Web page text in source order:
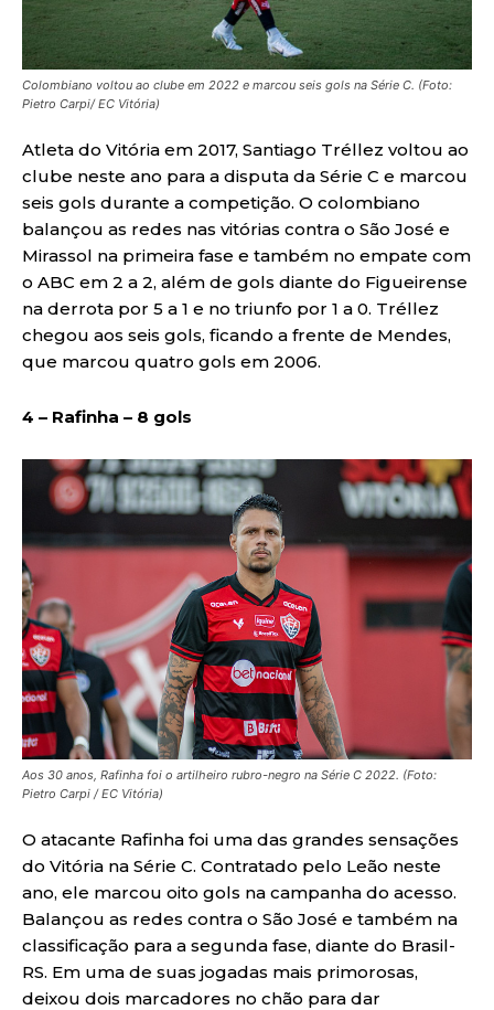
Colombiano voltou ao clube em 2022 e marcou seis gols na Série C. (Foto:
Pietro Carpi/ EC Vitória)
Atleta do Vitória em 2017, Santiago Tréllez voltou ao
clube neste ano para a disputa da Série C e marcou
seis gols durante a competição. O colombiano
balançou as redes nas vitórias contra o São José e
Mirassol na primeira fase e também no empate com
o ABC em 2 a 2, além de gols diante do Figueirense
na derrota por 5 a 1 e no triunfo por 1 a 0. Tréllez
chegou aos seis gols, ficando a frente de Mendes,
que marcou quatro gols em 2006.
4 – Rafinha – 8 gols
Aos 30 anos, Rafinha foi o artilheiro rubro-negro na Série C 2022. (Foto:
Pietro Carpi / EC Vitória)
O atacante Rafinha foi uma das grandes sensações
do Vitória na Série C. Contratado pelo Leão neste
ano, ele marcou oito gols na campanha do acesso.
Balançou as redes contra o São José e também na
classificação para a segunda fase, diante do Brasil-
RS. Em uma de suas jogadas mais primorosas,
deixou dois marcadores no chão para dar